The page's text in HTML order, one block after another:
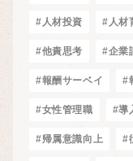
#人材投資 #人材
#他責思考 #企業
#報酬サーベイ #
#女性管理職 #導
#帰属意識向上 #